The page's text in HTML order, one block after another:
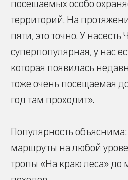
посещаемых особо
территорий. На
пяти, это точно. У насесть
суперпопулярная, у нас
которая появилась
тоже очень посещаемая
год там проходит».
Популярность объяснима:
маршруты на любой
тропы «На краю леса» до